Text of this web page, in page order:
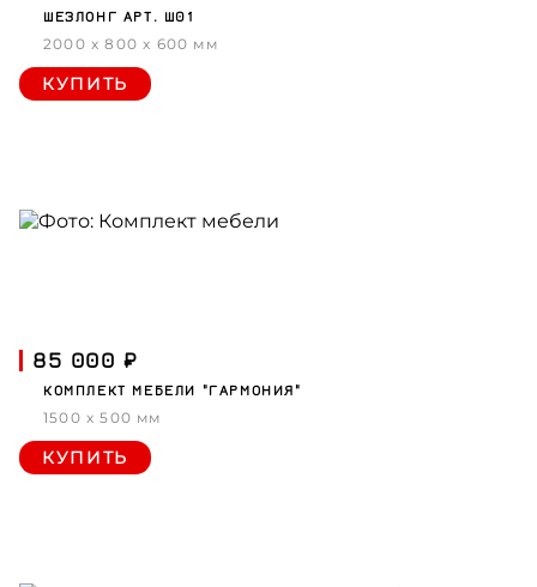
ШЕЗЛОНГ АРТ. Ш01
2000 x 800 x 600 мм
КУПИТЬ
85 000 ₽
КОМПЛЕКТ МЕБЕЛИ "ГАРМОНИЯ"
1500 x 500 мм
КУПИТЬ